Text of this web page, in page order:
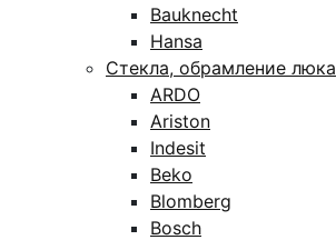
Bauknecht
Hansa
Стекла, обрамление люка
ARDO
Ariston
Indesit
Beko
Blomberg
Bosch